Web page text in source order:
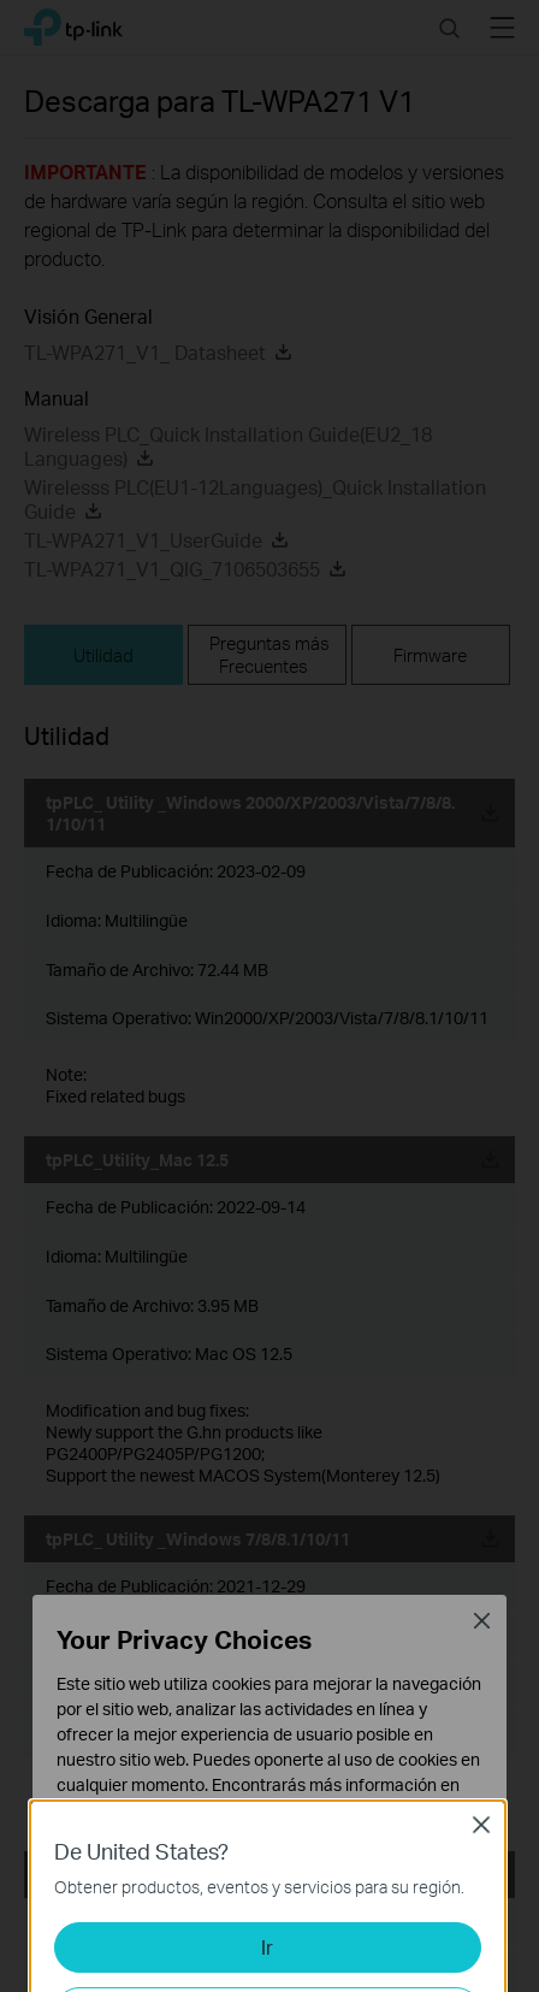
Click
navigation
TP-Link, Reliably Smart SearchMenu
Descarga para TL-WPA271 V1
IMPORTANTE : La disponibilidad de modelos y versiones
de hardware varía según la región. Consulta el sitio web
regional de TP-Link para determinar la disponibilidad del
producto.
Visión General
TL-WPA271_V1_ Datasheet
Manual
Wireless PLC_Quick Installation Guide(EU2_18
Languages)
Wirelesss PLC(EU1-12Languages)_Quick Installation
Guide
TL-WPA271_V1_UserGuide
TL-WPA271_V1_QIG_7106503655
Utilidad
Preguntas más
Frecuentes
Firmware
Utilidad
tpPLC_ Utility _Windows 2000/XP/2003/Vista/7/8/8.
1/10/11
Fecha de Publicación: 2023-02-09
Idioma: Multilingüe
Tamaño de Archivo: 72.44 MB
Sistema Operativo: Win2000/XP/2003/Vista/7/8/8.1/10/11
Note:
Fixed related bugs
tpPLC_Utility_Mac 12.5
Fecha de Publicación: 2022-09-14
Idioma: Multilingüe
Tamaño de Archivo: 3.95 MB
Sistema Operativo: Mac OS 12.5
Modification and bug fixes:
Newly support the G.hn products like
PG2400P/PG2405P/PG1200;
Support the newest MACOS System(Monterey 12.5)
tpPLC_ Utility _Windows 7/8/8.1/10/11
Fecha de Publicación: 2021-12-29
Idioma:Inglés
Tamaño de Archivo:72.20 MB
Sistema Operativo: Windows 7/8/8.1/10/11
Modification and bug fixes:
Fecha de Publicación:2015-08-20
Idioma:Inglés
De United States?
Obtener productos, eventos y servicios para su región.
Ir
Close
Your Privacy Choices
Este sitio web utiliza cookies para mejorar la navegación
por el sitio web, analizar las actividades en línea y
ofrecer la mejor experiencia de usuario posible en
nuestro sitio web. Puedes oponerte al uso de cookies en
cualquier momento. Encontrarás más información en
Cookies Básicas
Estas cookies son necesarias para el funcionamiento
del sitio web y no pueden desactivarse en tu sistema.
Cookies de Análisis y de Marketing
Las cookies de análisis nos permiten analizar tus
Close